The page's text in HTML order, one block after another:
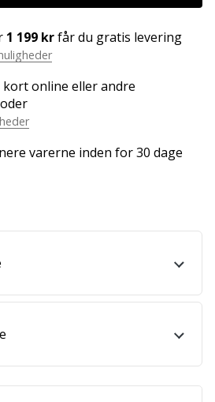
1 199 krfår du gratis levering
kort online eller andre
varerne inden for 30 dage